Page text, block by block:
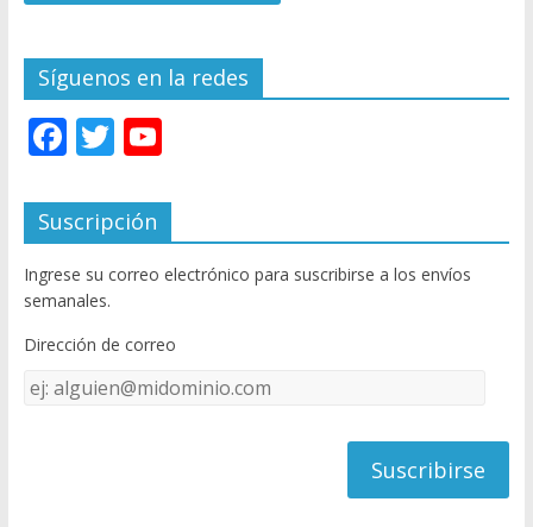
Síguenos en la redes
F
e
b
o
o
k
T
itt
er
Y
u
T
u
e
C
Suscripción
Ingrese su correo electrónico para suscribirse a los envíos
semanales.
Dirección de correo
Dirección
de